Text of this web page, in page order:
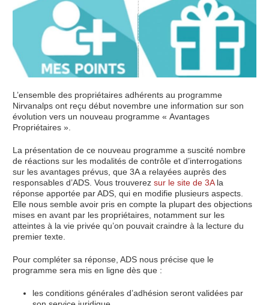
L’ensemble des propriétaires adhérents au programme
Nirvanalps ont reçu début novembre une information sur son
évolution vers un nouveau programme « Avantages
Propriétaires ».
La présentation de ce nouveau programme a suscité nombre
de réactions sur les modalités de contrôle et d’interrogations
sur les avantages prévus, que 3A a relayées auprès des
responsables d’ADS. Vous trouverezsur le site de 3Ala
réponse apportée par ADS, qui en modifie plusieurs aspects.
Elle nous semble avoir pris en compte la plupart des objections
mises en avant par les propriétaires, notamment sur les
atteintes à la vie privée qu’on pouvait craindre à la lecture du
premier texte.
Pour compléter sa réponse, ADS nous précise que le
programme sera mis en ligne dès que :
les conditions générales d’adhésion seront validées par